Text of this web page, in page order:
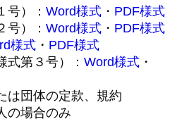
）： Word様式 ・ PDF様式
）： Word様式 ・ PDF様式
様式 ・ PDF様式
第３号）： Word様式 ・
団体の定款、規約
場合のみ